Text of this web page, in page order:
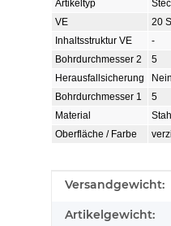
Artikeltyp
VE
20
Inhaltsstruktur VE
-
Bohrdurchmesser 2
5
Herausfallsicherung
Nein
Bohrdurchmesser 1
5
Material
Stahl
Oberfläche / Farbe
Produkteigenschaft
Wert
Versandgewicht:
Artikelgewicht: